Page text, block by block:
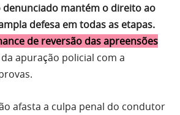
denunciado mantém o direito ao
defesa em todas as etapas.
de reversão das apreensões
apuração policial com a
afasta a culpa penal do condutor